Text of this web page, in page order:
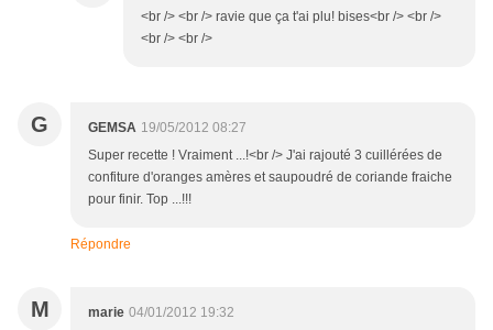
<br /> <br /> ravie que ça t'ai plu! bises<br /> <br />
<br /> <br />
G GEMSA 19/05/2012 08:27
Super recette ! Vraiment ...!<br /> J'ai rajouté 3 cuillérées de
confiture d'oranges amères et saupoudré de coriande fraiche
pour finir. Top ...!!!
Répondre
M marie 04/01/2012 19:32